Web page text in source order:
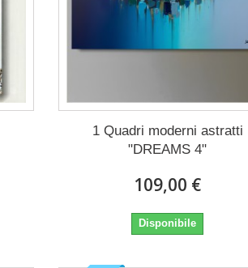
1 Quadri moderni astratti
"DREAMS 4"
109,00 €
Disponibile